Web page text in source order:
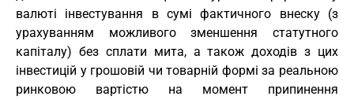
валюті інвестування в сумі фактичного внеску (з
урахуванням можливого зменшення статутного
капіталу) без сплати мита, а також доходів з цих
інвестицій у грошовій чи товарній формі за реальною
ринковою вартістю на момент припинення